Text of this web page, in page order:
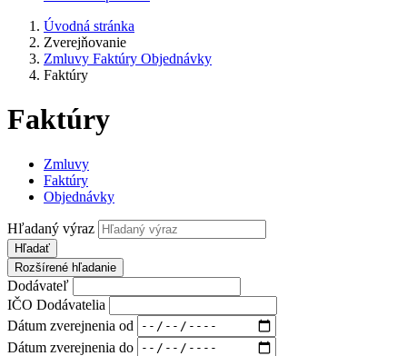
Úvodná stránka
Zverejňovanie
Zmluvy Faktúry Objednávky
Faktúry
Faktúry
Zmluvy
Faktúry
Objednávky
Hľadaný výraz
Hľadať
Rozšírené hľadanie
Dodávateľ
IČO Dodávatelia
Dátum zverejnenia od
Dátum zverejnenia do